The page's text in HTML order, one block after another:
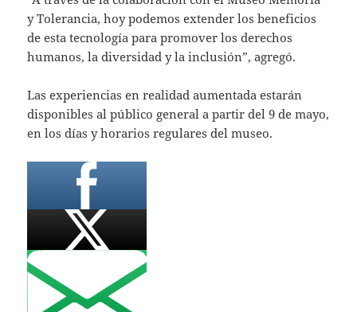
y Tolerancia, hoy podemos extender los beneficios
de esta tecnología para promover los derechos
humanos, la diversidad y la inclusión”, agregó.
Las experiencias en realidad aumentada estarán
disponibles al público general a partir del 9 de mayo,
en los días y horarios regulares del museo.